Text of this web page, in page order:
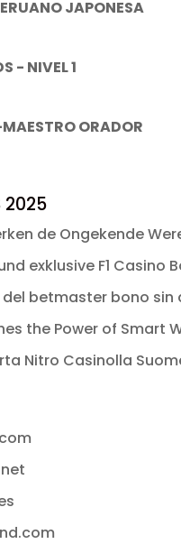
JAPONESA
- NIVEL 1
ORADOR
2025
de Ongekende
exklusive F1 Casino
del betmaster bono
the Power of Smart
Nitro Casinolla